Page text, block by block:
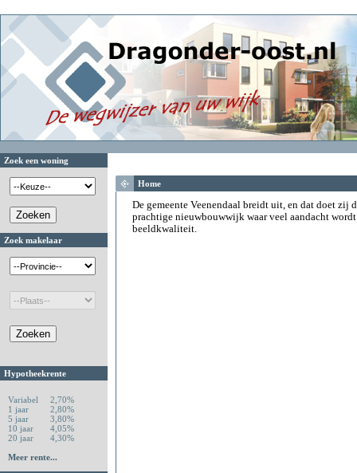
Zoek een woning
Zoek makelaar
Hypotheekrente
Variabel
2,70%
1 jaar
2,80%
5 jaar
3,80%
10 jaar
4,05%
20 jaar
4,30%
Meer rente...
Home
De gemeente Veenendaal breidt uit, en dat doet zij
prachtige nieuwbouwwijk waar veel aandacht wordt
beeldkwaliteit.